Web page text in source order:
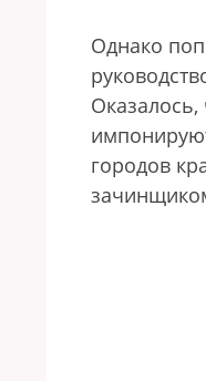
Однако
городов